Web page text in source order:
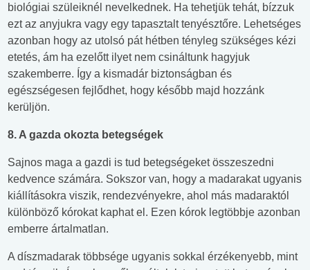
biológiai szüleiknél nevelkednek. Ha tehetjük tehát, bízzuk
ezt az anyjukra vagy egy tapasztalt tenyésztőre. Lehetséges
azonban hogy az utolsó pát hétben tényleg szükséges kézi
etetés, ám ha ezelőtt ilyet nem csináltunk hagyjuk
szakemberre. Így a kismadár biztonságban és
egészségesen fejlődhet, hogy később majd hozzánk
kerüljön.
8. A gazda okozta betegségek
Sajnos maga a gazdi is tud betegségeket összeszedni
kedvence számára. Sokszor van, hogy a madarakat ugyanis
kiállításokra viszik, rendezvényekre, ahol más madaraktól
különböző kórokat kaphat el. Ezen kórok legtöbbje azonban
emberre ártalmatlan.
A díszmadarak többsége ugyanis sokkal érzékenyebb, mint